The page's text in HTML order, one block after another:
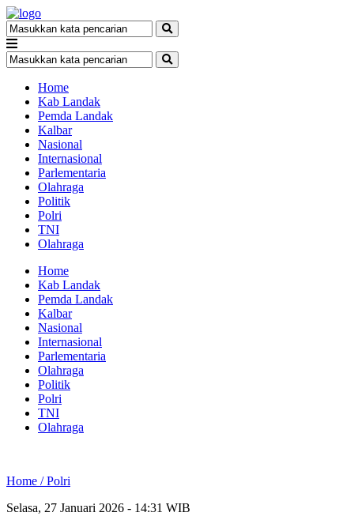
Home
Kab Landak
Pemda Landak
Kalbar
Nasional
Internasional
Parlementaria
Olahraga
Politik
Polri
TNI
Olahraga
Home
Kab Landak
Pemda Landak
Kalbar
Nasional
Internasional
Parlementaria
Olahraga
Politik
Polri
TNI
Olahraga
Home /Polri
Selasa, 27 Januari 2026 - 14:31 WIB